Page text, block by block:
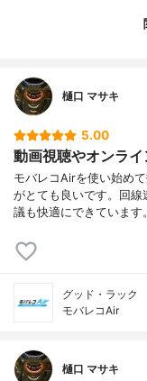
樋口 マサキ
5.00
動画視聴やオンライ
モバレコAirを使い始め
がとても良いです。回
議も快適にできていま
グッド・ラック
モバレコAir
樋口 マサキ